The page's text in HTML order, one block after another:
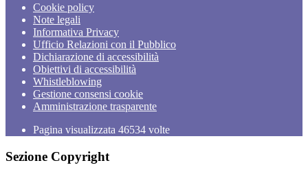
Cookie policy
Note legali
Informativa Privacy
Ufficio Relazioni con il Pubblico
Dichiarazione di accessibilità
Obiettivi di accessibilità
Whistleblowing
Gestione consensi cookie
Amministrazione trasparente
Pagina visualizzata 46534 volte
Sezione Copyright